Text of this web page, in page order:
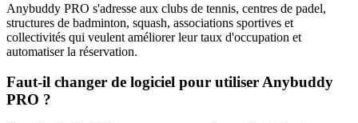
Anybuddy PRO s'adresse aux clubs de tennis, centres de padel,
structures de badminton, squash, associations sportives et
collectivités qui veulent améliorer leur taux d'occupation et
automatiser la réservation.
Faut-il changer de logiciel pour utiliser Anybuddy
PRO ?